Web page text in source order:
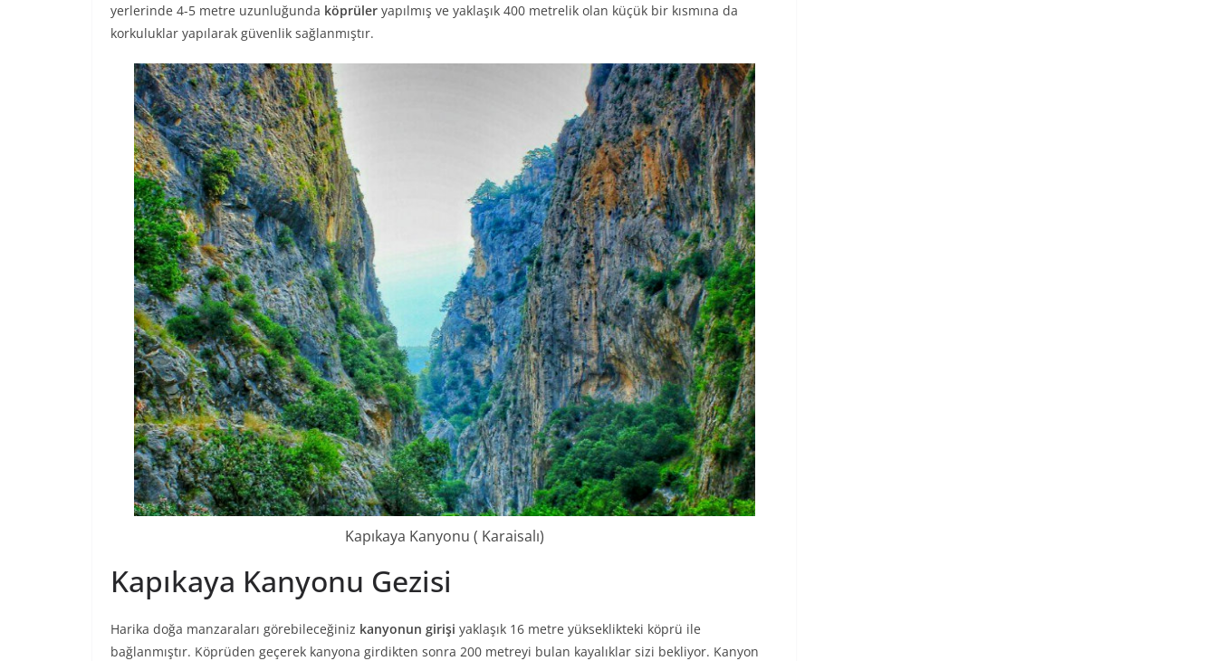
yerlerinde 4-5 metre uzunluğunda köprüler yapılmış ve yaklaşık 400 metrelik olan küçük bir kısmına da
korkuluklar yapılarak güvenlik sağlanmıştır.
Kapıkaya Kanyonu ( Karaisalı)
Kapıkaya Kanyonu Gezisi
Harika doğa manzaraları görebileceğiniz kanyonun girişi yaklaşık 16 metre yükseklikteki köprü ile
bağlanmıştır. Köprüden geçerek kanyona girdikten sonra 200 metreyi bulan kayalıklar sizi bekliyor. Kanyon